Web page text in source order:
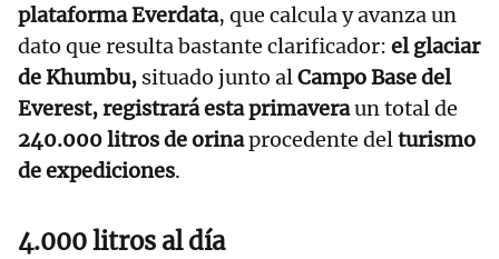
plataforma Everdata, que calcula y avanza un
dato que resulta bastante clarificador: el glaciar
de Khumbu, situado junto alCampo Base del
Everest, registrará esta primaveraun total de
240.000 litros de orinaprocedente delturismo
de expediciones.
4.000 litros al día